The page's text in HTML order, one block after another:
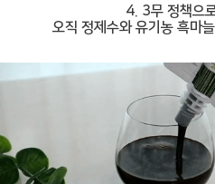
4. 3무 정책으
오직 정제수와 유기농 흑마